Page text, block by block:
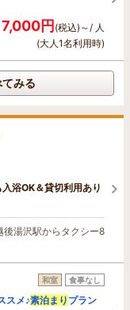
7,000円(税込)～/ 人
(大人1名利用時)
みる
浴OK＆貸切利用あり
湯沢駅からタクシー8
和室 食事なし
スメ♪素泊まり プラン